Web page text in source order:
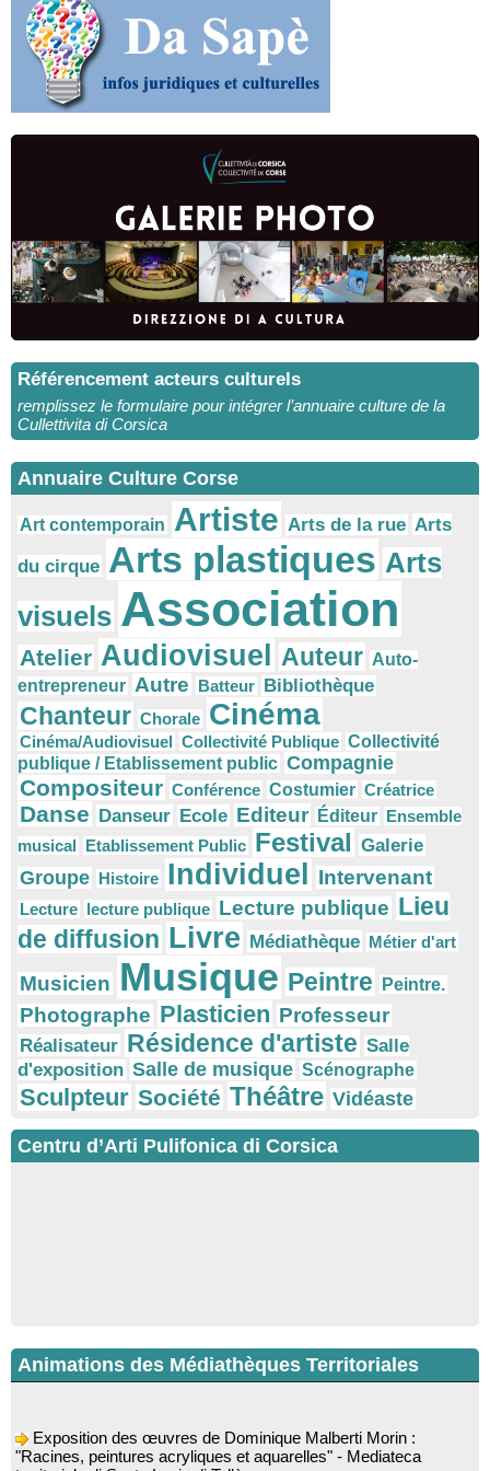
Référencement acteurs culturels
remplissez le formulaire pour intégrer l’annuaire culture de la
Cullettivita di Corsica
Annuaire Culture Corse
Art contemporain Artiste Arts de la rue Arts
du cirque Arts plastiques Arts
visuels Association
Atelier Audiovisuel Auteur Auto-
entrepreneur Autre Batteur Bibliothèque
Chanteur Chorale Cinéma
Cinéma/Audiovisuel Collectivité Publique Collectivité
publique / Etablissement public Compagnie
Compositeur Conférence Costumier Créatrice
Danse Danseur Ecole Editeur Éditeur Ensemble
musical Etablissement Public Festival Galerie
Groupe Histoire Individuel Intervenant
Lecture lecture publique Lecture publique Lieu
de diffusion Livre Médiathèque Métier d'art
Musicien Musique Peintre Peintre.
Photographe Plasticien Professeur
Réalisateur Résidence d'artiste Salle
d'exposition Salle de musique Scénographe
Sculpteur Société Théâtre Vidéaste
Centru d’Arti Pulifonica di Corsica
Animations des Médiathèques Territoriales
"Racines, peintures acryliques et aquarelles" - Mediateca
territuriale di Santa Lucia di Tallà